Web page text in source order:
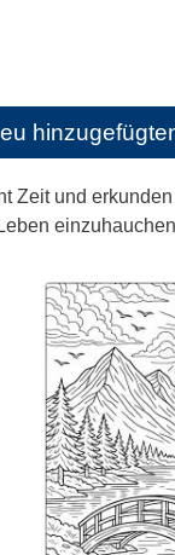
Zeit und